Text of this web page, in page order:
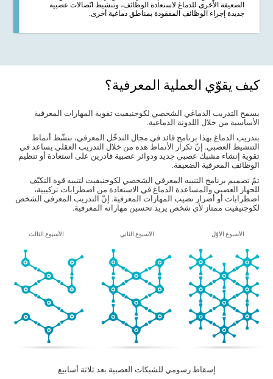
الضعيفة الأخرى للدماغ لاستعادة الوظائف، وتنشيط اتّصالات عصبية
جديدة إجراء الوظائف المفقودة بمناطق دماغية أخرى.
كيف يقوّي العملية المعرفية؟
يسمح التدريب الدماغي الشخصي لكوجنيفيت تقوية المهارات المعرفية
الأساسية من خلال اللدونة الدماغية.
بتدريب الدماغ بهذا برنامج قائد في مجال التدخّل المعرفي، ننشّط أنماط
التنشيط العصبي. إنّ تكرار الأنماط هذه من خلال التدريب العقلي يساعد في
تقوية إنشاء مشبك عصبي جديد ودوائر عصبية قادرين على استعادة أو تنظيم
الوظائف المعرفية الضعيفة.
تمّ تصميم برنامج التنبيه المعرفي الشخصي لكوجنيفيت لتنبيه قوة التكيّف
للجهاز العصبي والمساعدة الدماغ في الاستعادة من اضطرابات تركيبية،
اضطرابات أو أضرار تصيب المهارات المعرفية. إنّ التدريب المعرفي الشخص
لكوجنيفيت ممتاز لأي شخص يريد تحسين مهاراته المعرفية.
الأسبوع الأوّل الأسبوع الثاني الأسبوع الثالث
إسقاط رسومي للشبكات العصبية بعدثلاثة أسابيع